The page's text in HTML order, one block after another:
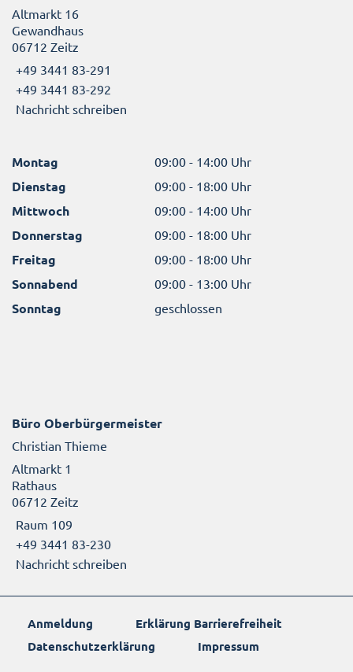
Altmarkt 16
Gewandhaus
06712 Zeitz
+49 3441 83-291
+49 3441 83-292
Nachricht schreiben
Montag 09:00 - 14:00 Uhr
Dienstag 09:00 - 18:00 Uhr
Mittwoch 09:00 - 14:00 Uhr
Donnerstag 09:00 - 18:00 Uhr
Freitag 09:00 - 18:00 Uhr
Sonnabend 09:00 - 13:00 Uhr
Sonntag geschlossen
Büro Oberbürgermeister
Christian Thieme
Altmarkt 1
Rathaus
06712 Zeitz
Raum 109
+49 3441 83-230
Nachricht schreiben
Anmeldung
Erklärung Barrierefreiheit
Datenschutzerklärung
Impressum